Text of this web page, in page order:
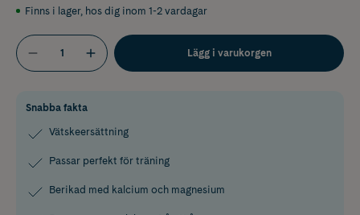
Finns i lager, hos dig inom 1-2 vardagar
Lägg i varukorgen
Snabba fakta
Vätskeersättning
Passar perfekt för träning
Berikad med kalcium och magnesium